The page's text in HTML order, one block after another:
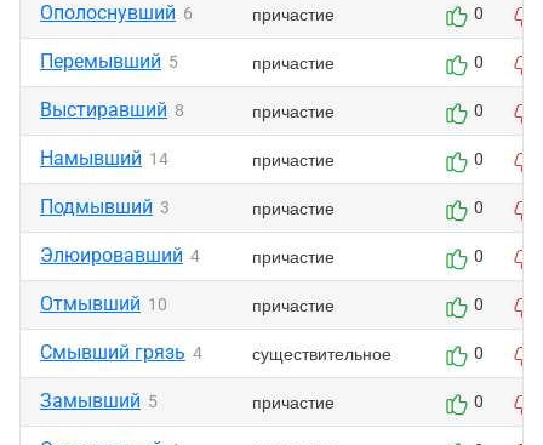
Ополоснувший 6 причастие 0
Перемывший 5 причастие 0
Выстиравший 8 причастие 0
Намывший 14 причастие 0
Подмывший 3 причастие 0
Элюировавший 4 причастие 0
Отмывший 10 причастие 0
Смывший грязь 4 существительное 0
Замывший 5 причастие 0